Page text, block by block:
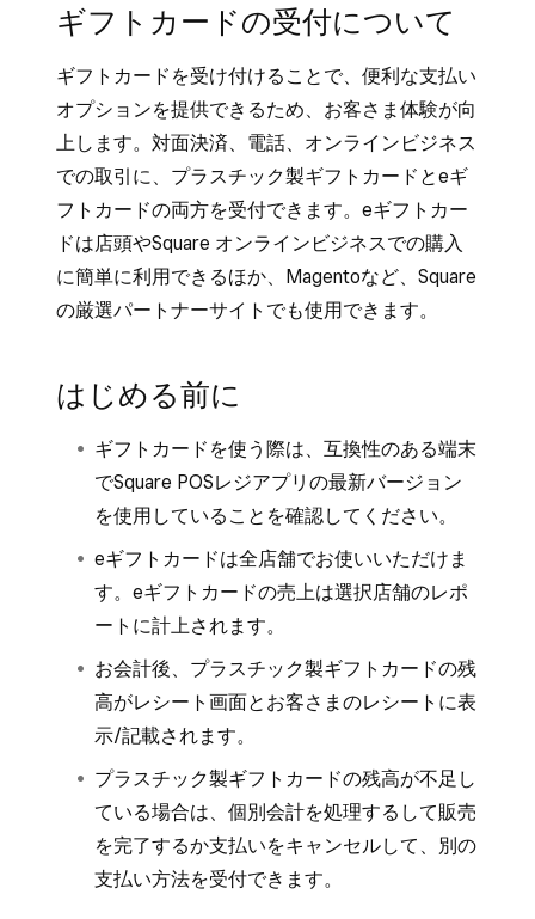
ギフトカードの受付について
ギフトカードを受け付けることで、便利な支払い
オプションを提供できるため、お客さま体験が向
上します。対面決済、電話、オンラインビジネス
での取引に、プラスチック製ギフトカードとeギ
フトカードの両方を受付できます。eギフトカー
ドは店頭やSquare オンラインビジネスでの購入
に簡単に利用できるほか、Magentoなど、Square
の厳選パートナーサイトでも使用できます。
はじめる前に
ギフトカードを使う際は、互換性のある端末
でSquare POSレジアプリの最新バージョン
を使用していることを確認してください。
eギフトカードは全店舗でお使いいただけま
す。eギフトカードの売上は選択店舗のレポ
ートに計上されます。
お会計後、プラスチック製ギフトカードの残
高がレシート画面とお客さまのレシートに表
示/記載されます。
プラスチック製ギフトカードの残高が不足し
ている場合は、 個別会計を処理する して販売
を完了するか支払いをキャンセルして、別の
支払い方法を受付できます。